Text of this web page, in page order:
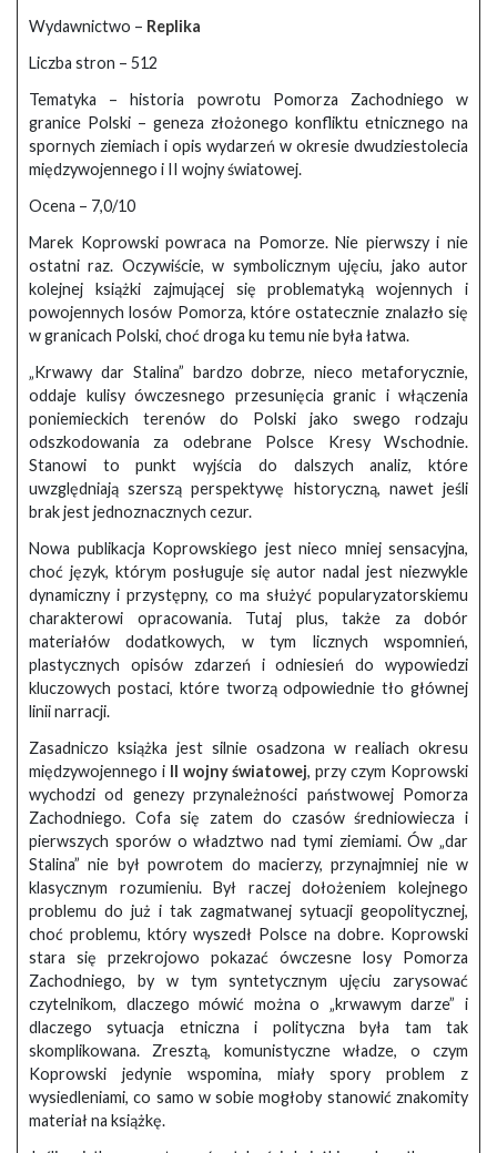
Wydawnictwo – Replika
Liczba stron – 512
Tematyka – historia powrotu Pomorza Zachodniego w
granice Polski – geneza złożonego konfliktu etnicznego na
spornych ziemiach i opis wydarzeń w okresie dwudziestolecia
międzywojennego i II wojny światowej.
Ocena – 7,0/10
Marek Koprowski powraca na Pomorze. Nie pierwszy i nie
ostatni raz. Oczywiście, w symbolicznym ujęciu, jako autor
kolejnej książki zajmującej się problematyką wojennych i
powojennych losów Pomorza, które ostatecznie znalazło się
w granicach Polski, choć droga ku temu nie była łatwa.
„Krwawy dar Stalina” bardzo dobrze, nieco metaforycznie,
oddaje kulisy ówczesnego przesunięcia granic i włączenia
poniemieckich terenów do Polski jako swego rodzaju
odszkodowania za odebrane Polsce Kresy Wschodnie.
Stanowi to punkt wyjścia do dalszych analiz, które
uwzględniają szerszą perspektywę historyczną, nawet jeśli
brak jest jednoznacznych cezur.
Nowa publikacja Koprowskiego jest nieco mniej sensacyjna,
choć język, którym posługuje się autor nadal jest niezwykle
dynamiczny i przystępny, co ma służyć popularyzatorskiemu
charakterowi opracowania. Tutaj plus, także za dobór
materiałów dodatkowych, w tym licznych wspomnień,
plastycznych opisów zdarzeń i odniesień do wypowiedzi
kluczowych postaci, które tworzą odpowiednie tło głównej
linii narracji.
Zasadniczo książka jest silnie osadzona w realiach okresu
międzywojennego i II wojny światowej, przy czym Koprowski
wychodzi od genezy przynależności państwowej Pomorza
Zachodniego. Cofa się zatem do czasów średniowiecza i
pierwszych sporów o władztwo nad tymi ziemiami. Ów „dar
Stalina” nie był powrotem do macierzy, przynajmniej nie w
klasycznym rozumieniu. Był raczej dołożeniem kolejnego
problemu do już i tak zagmatwanej sytuacji geopolitycznej,
choć problemu, który wyszedł Polsce na dobre. Koprowski
stara się przekrojowo pokazać ówczesne losy Pomorza
Zachodniego, by w tym syntetycznym ujęciu zarysować
czytelnikom, dlaczego mówić można o „krwawym darze” i
dlaczego sytuacja etniczna i polityczna była tam tak
skomplikowana. Zresztą, komunistyczne władze, o czym
Koprowski jedynie wspomina, miały spory problem z
wysiedleniami, co samo w sobie mogłoby stanowić znakomity
materiał na książkę.